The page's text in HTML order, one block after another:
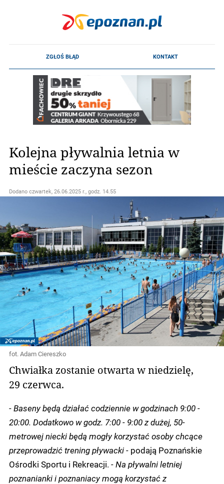
Kolejna pływalnia letnia w
mieście zaczyna sezon
Dodano czwartek, 26.06.2025 r., godz. 14.55
fot. Adam Ciereszko
Chwiałka zostanie otwarta w niedzielę,
29 czerwca.
- Baseny będą działać codziennie w godzinach 9:00 -
20:00. Dodatkowo w godz. 7:00 - 9:00 z dużej, 50-
metrowej niecki będą mogły korzystać osoby chcące
przeprowadzić trening pływacki - podają Poznańskie
Ośrodki Sportu i Rekreacji. - Na pływalni letniej
poznanianki i poznaniacy mogą korzystać z